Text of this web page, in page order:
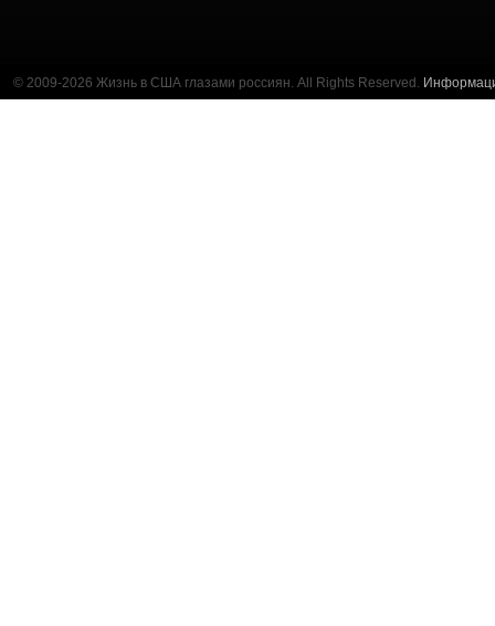
© 2009-2026 Жизнь в США глазами россиян. All Rights Reserved.